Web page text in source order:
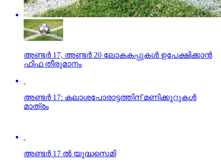
അണ്ടര്‍ 17, അണ്ടര്‍ 20 ലോകകപ്പുകള്‍ ഉപേക്ഷിക്കാന്‍
ഫിഫ തീരുമാനം
അണ്ടര്‍ 17: കലാശപോരാട്ടത്തിന് മണിക്കൂറുകള്‍
മാത്രം
അണ്ടര്‍ 17 ല്‍ യുദ്ധസെമി